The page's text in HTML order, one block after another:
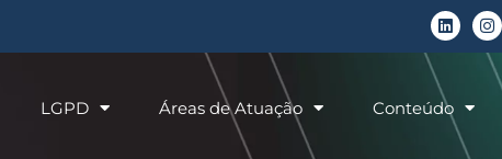
LGPD Áreas de Atuação Conteúdo